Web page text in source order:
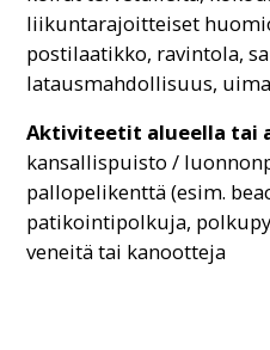
liikuntarajoitteiset
postilaatikko, ravintola,
latausmahdollisuus,
Aktiviteetit alueella tai
kansallispuisto /
pallopelikenttä (esim.
patikointipolkuja,
veneitä tai kanootteja